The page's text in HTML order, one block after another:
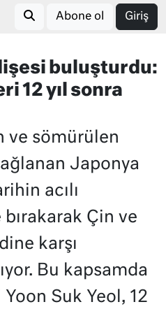
Abone ol Giriş
buluşturdu:
12 yıl sonra
ve sömürülen
Japonya
acılı
bırakarak Çin ve
karşı
Bu kapsamda
Suk Yeol, 12